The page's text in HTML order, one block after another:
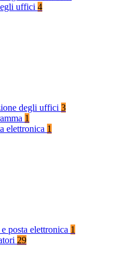
uffici 4
degli uffici 3
1
elettronica 1
posta elettronica 1
29